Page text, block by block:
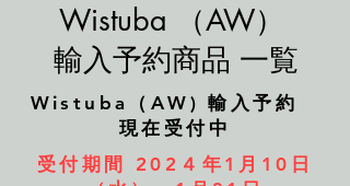
Wistuba （AW）
​輸入予約商品 一覧
​Wistuba（AW) 輸入予約
現在受付中
受付期間 202４年1月10日